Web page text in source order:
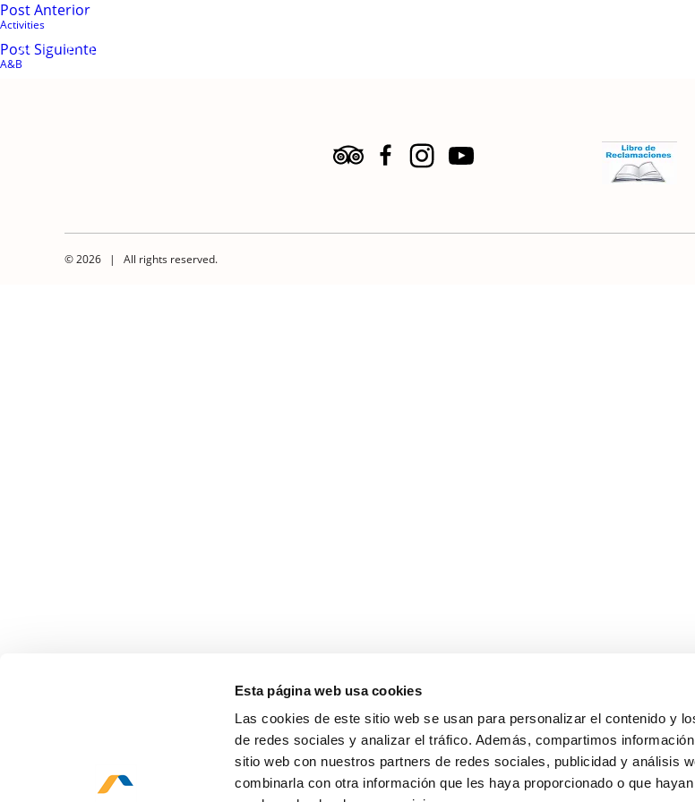
Esta página web usa cookies
Las cookies de este sitio web se usan para personalizar el contenido y
de redes sociales y analizar el tráfico. Además, compartimos
sitio web con nuestros partners de redes sociales, publicidad y análisis
combinarla con otra información que les haya proporcionado o que
Post Anterior
Activities
Post Siguiente
A&B
© 2026 | All rights reserved.